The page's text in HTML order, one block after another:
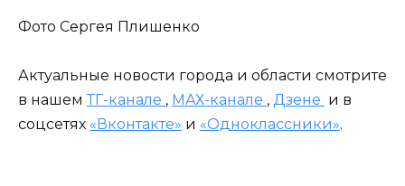
Фото Сергея Плишенко
Актуальные новости города и области смотрите
в нашем ТГ-канале , МАХ-канале , Дзене и в
соцсетях «Вконтакте» и «Одноклассники».